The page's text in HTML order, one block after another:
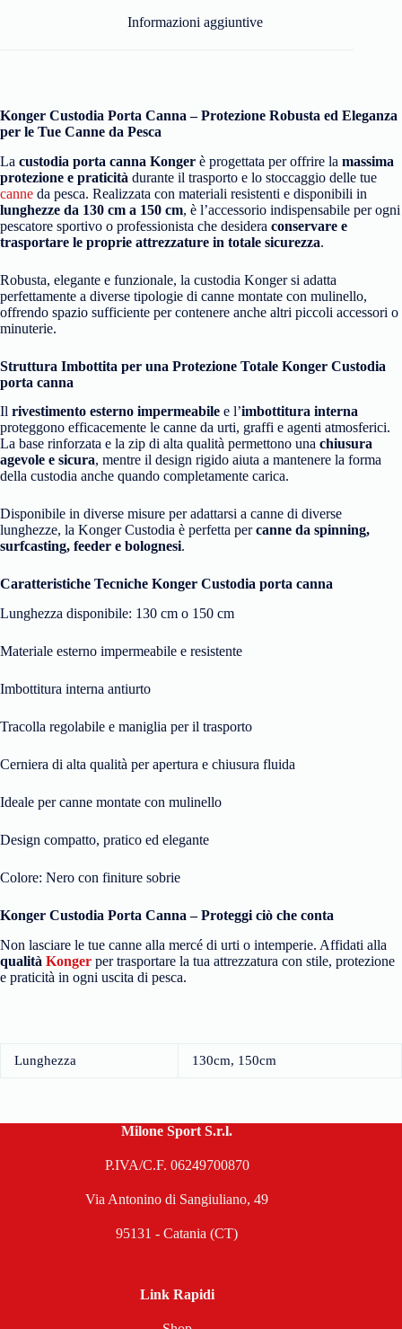
Informazioni aggiuntive
Konger Custodia Porta Canna – Protezione Robusta ed Eleganza
per le Tue Canne da Pesca
La custodia porta canna Konger è progettata per offrire la massima
protezione e praticità durante il trasporto e lo stoccaggio delle tue
canne da pesca. Realizzata con materiali resistenti e disponibili in
lunghezze da 130 cm a 150 cm, è l’accessorio indispensabile per ogni
pescatore sportivo o professionista che desidera conservare e
trasportare le proprie attrezzature in totale sicurezza.
Robusta, elegante e funzionale, la custodia Konger si adatta
perfettamente a diverse tipologie di canne montate con mulinello,
offrendo spazio sufficiente per contenere anche altri piccoli accessori o
minuterie.
Struttura Imbottita per una Protezione Totale Konger Custodia
porta canna
Il rivestimento esterno impermeabile e l’imbottitura interna
proteggono efficacemente le canne da urti, graffi e agenti atmosferici.
La base rinforzata e la zip di alta qualità permettono una chiusura
agevole e sicura, mentre il design rigido aiuta a mantenere la forma
della custodia anche quando completamente carica.
Disponibile in diverse misure per adattarsi a canne di diverse
lunghezze, la Konger Custodia è perfetta percanne da spinning,
surfcasting, feeder e bolognesi.
Caratteristiche Tecniche Konger Custodia porta canna
Lunghezza disponibile: 130 cm o 150 cm
Materiale esterno impermeabile e resistente
Imbottitura interna antiurto
Tracolla regolabile e maniglia per il trasporto
Cerniera di alta qualità per apertura e chiusura fluida
Ideale per canne montate con mulinello
Design compatto, pratico ed elegante
Colore: Nero con finiture sobrie
Konger Custodia Porta Canna – Proteggi ciò che conta
Non lasciare le tue canne alla mercé di urti o intemperie. Affidati alla
qualità Konger per trasportare la tua attrezzatura con stile, protezione
e praticità in ogni uscita di pesca.
Lunghezza 130cm, 150cm
Milone Sport S.r.l.
P.IVA/C.F. 06249700870
Via Antonino di Sangiuliano, 49
95131 - Catania (CT)
Link Rapidi